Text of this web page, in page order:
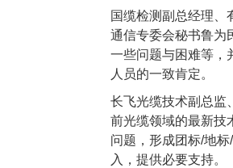
国缆检测副总经理、
通信专委会秘书鲁为
一些问题与困难等，
人员的一致肯定。
长飞光缆技术副总监
前光缆领域的最新技
问题，形成团标/地
入，提供必要支持。